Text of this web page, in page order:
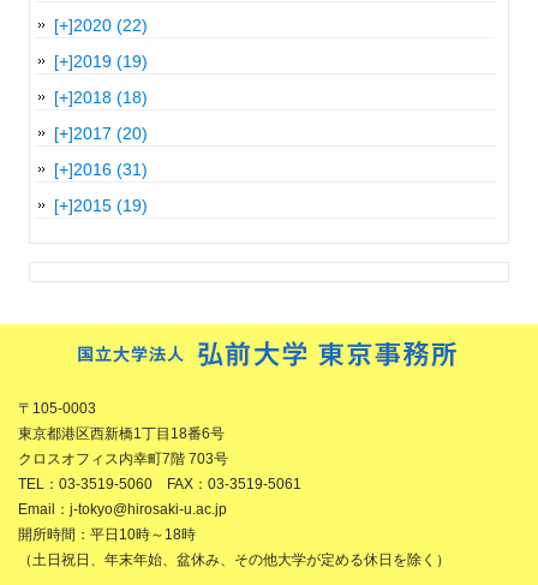
[+]2020 (22)
[+]2019 (19)
[+]2018 (18)
[+]2017 (20)
[+]2016 (31)
[+]2015 (19)
〒105-0003
東京都港区西新橋1丁目18番6号
クロスオフィス内幸町7階 703号
TEL：03-3519-5060 FAX：03-3519-5061
Email：j-tokyo@hirosaki-u.ac.jp
開所時間：平日10時～18時
（土日祝日、年末年始、盆休み、その他大学が定める休日を除く）